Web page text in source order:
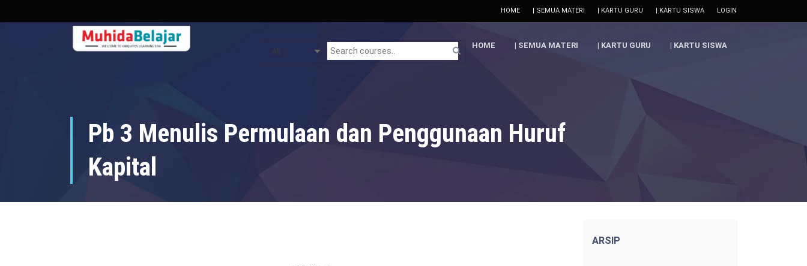
LOGIN
HOME | SEMUA MATERI | KARTU GURU | KARTU SISWA
HOME | SEMUA MATERI | KARTU GURU | KARTU SISWA
Pb 3 Menulis Permulaan dan Penggunaan Huruf
Kapital
ARSIP